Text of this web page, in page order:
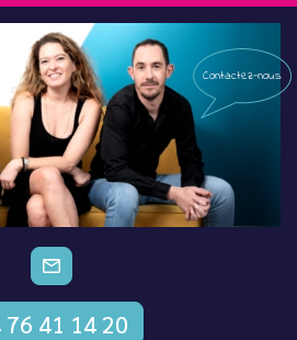
Contactez-nous
CONTACTEZ-NOUS
76 41 14 20